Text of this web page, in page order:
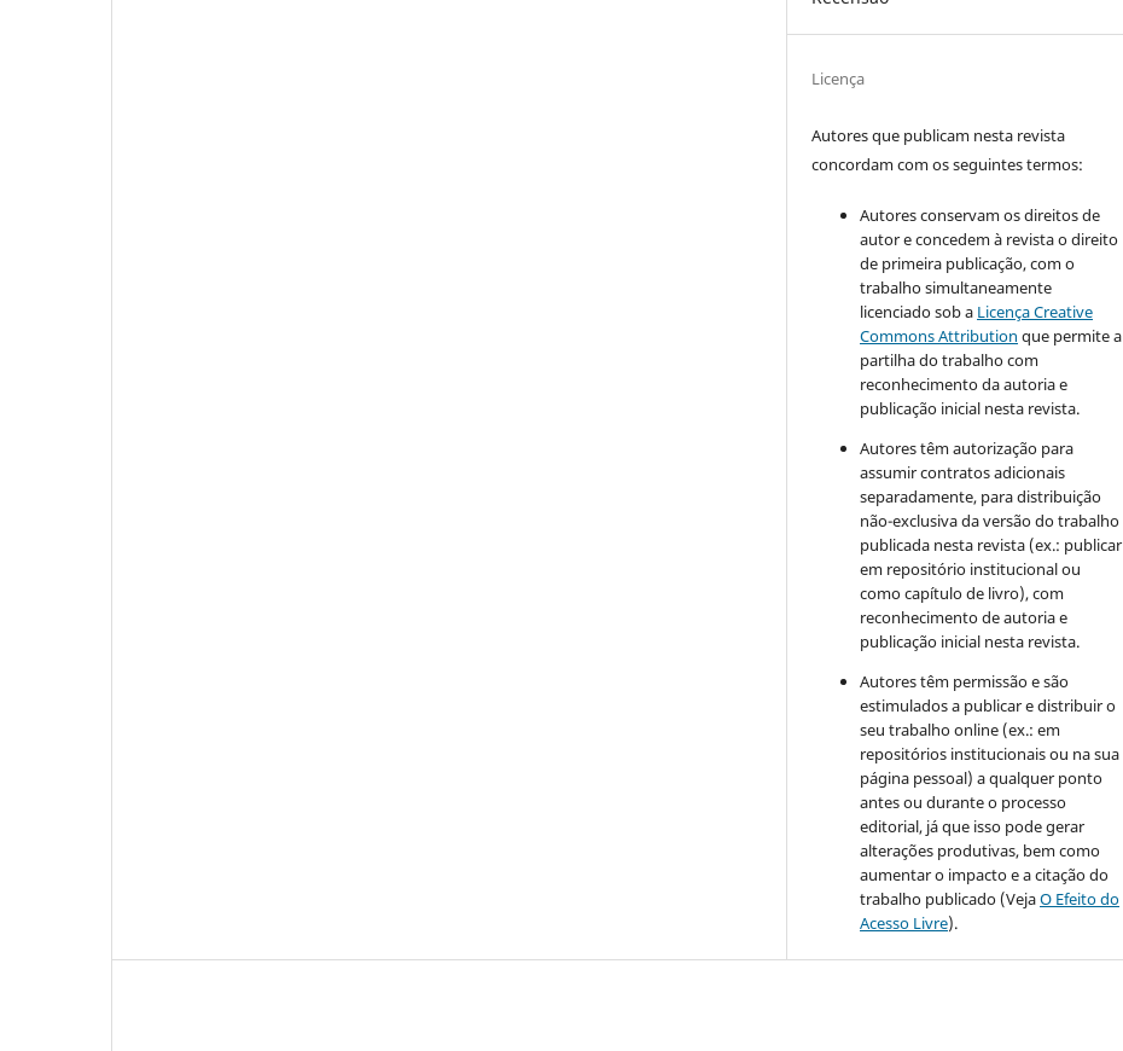
Licença
Autores que publicam nesta revista
concordam com os seguintes termos:
Autores conservam os direitos de
autor e concedem à revista o direito
de primeira publicação, com o
trabalho simultaneamente
licenciado sob a Licença Creative
Commons Attribution que permite a
partilha do trabalho com
reconhecimento da autoria e
publicação inicial nesta revista.
Autores têm autorização para
assumir contratos adicionais
separadamente, para distribuição
não-exclusiva da versão do trabalho
publicada nesta revista (ex.: publicar
em repositório institucional ou
como capítulo de livro), com
reconhecimento de autoria e
publicação inicial nesta revista.
Autores têm permissão e são
estimulados a publicar e distribuir o
seu trabalho online (ex.: em
repositórios institucionais ou na sua
página pessoal) a qualquer ponto
antes ou durante o processo
editorial, já que isso pode gerar
alterações produtivas, bem como
aumentar o impacto e a citação do
trabalho publicado (VejaO Efeito do
Acesso Livre).